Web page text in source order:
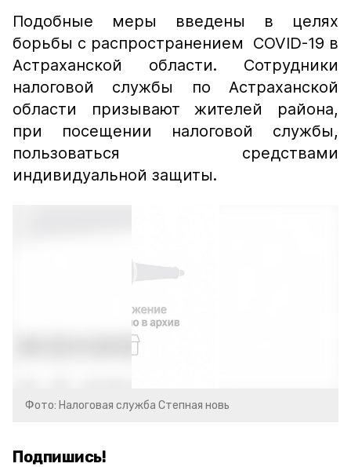
Подобные меры введены в целях
борьбы с распространением COVID-19 в
Астраханской области. Сотрудники
налоговой службы по Астраханской
области призывают жителей района,
при посещении налоговой службы,
пользоваться средствами
индивидуальной защиты.
Фото: Налоговая служба Степная новь
Подпишись!